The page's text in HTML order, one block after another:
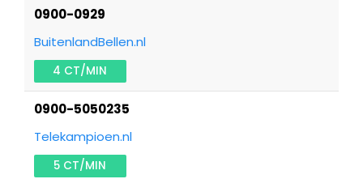
0900-0929
BuitenlandBellen.nl
4 CT/MIN
0900-5050235
Telekampioen.nl
5 CT/MIN